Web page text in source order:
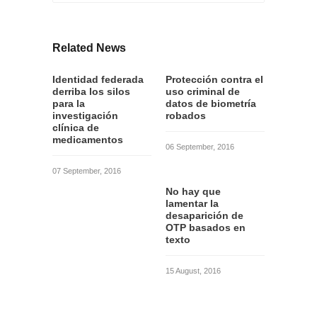
Related News
Identidad federada
derriba los silos
para la
investigación
clínica de
medicamentos
07 September, 2016
Protección contra el
uso criminal de
datos de biometría
robados
06 September, 2016
No hay que
lamentar la
desaparición de
OTP basados en
texto
15 August, 2016